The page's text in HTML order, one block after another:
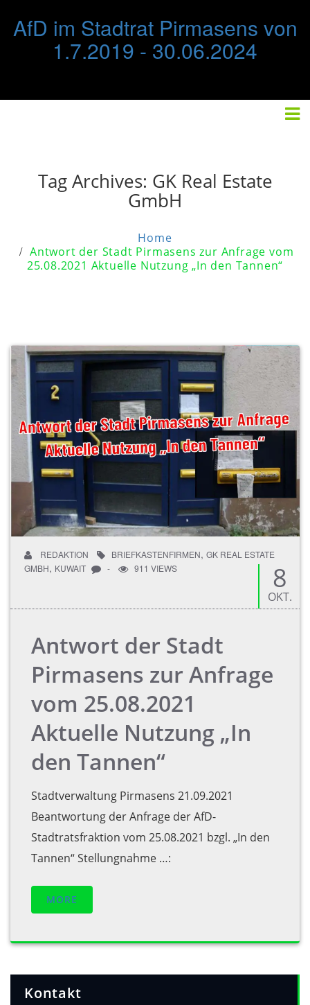
content
AfD im Stadtrat Pirmasens von
1.7.2019 - 30.06.2024
Tag Archives: GK Real Estate
GmbH
Home
Antwort der Stadt Pirmasens zur Anfrage vom
25.08.2021 Aktuelle Nutzung „In den Tannen“
REDAKTION BRIEFKASTENFIRMEN, GK REAL ESTATE
GMBH, KUWAIT - 911 VIEWS 8
OKT.
Antwort der Stadt
Pirmasens zur Anfrage
vom 25.08.2021
Aktuelle Nutzung „In
den Tannen“
Stadtverwaltung Pirmasens 21.09.2021
Beantwortung der Anfrage der AfD-
Stadtratsfraktion vom 25.08.2021 bzgl. „In den
Tannen“ Stellungnahme …:
MORE
Kontakt